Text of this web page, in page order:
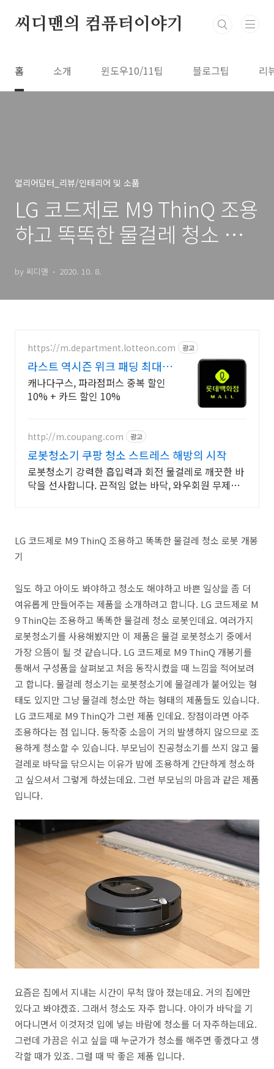
씨디맨의 컴퓨터이야기
홈 소개 윈도우10/11팁 블로그팁 리
얼리어답터_리뷰/인테리어 및 소품
LG 코드제로 M9 ThinQ 조용
하고 똑똑한 물걸레 청소 로
by 씨디맨 2020. 10. 8.
https://m.department.lotteon.com 광고
라스트 역시즌 위크 패딩 최대
74% 할인
캐나다구스, 파라점퍼스 중복 할인
10% + 카드 할인 10%
http://m.coupang.com 광고
로봇청소기 쿠팡 청소 스트레스 해방의 시작
로봇청소기 강력한 흡입력과 회전 물걸레로 깨끗한 바
닥을 선사합니다. 끈적임 없는 바닥, 와우회원 무제한
LG 코드제로 M9 ThinQ 조용하고 똑똑한 물걸레 청소 로봇 개봉
기
일도 하고 아이도 봐야하고 청소도 해야하고 바쁜 일상을 좀 더
여유롭게 만들어주는 제품을 소개하려고 합니다. LG 코드제로 M
9 ThinQ는 조용하고 똑똑한 물걸레 청소 로봇인데요. 여러가지
로봇청소기를 사용해봤지만 이 제품은 물걸 로봇청소기 중에서
가장 으뜸이 될 것 같습니다. LG 코드제로 M9 ThinQ 개봉기를
통해서 구성품을 살펴보고 처음 동작시켰을 때 느낌을 적어보려
고 합니다. 물걸레 청소기는 로봇청소기에 물걸레가 붙어있는 형
태도 있지만 그냥 물걸레 청소만 하는 형태의 제품들도 있습니다.
LG 코드제로 M9 ThinQ가 그런 제품 인데요. 장점이라면 아주
조용하다는 점 입니다. 동작중 소음이 거의 발생하지 않으므로 조
용하게 청소할 수 있습니다. 부모님이 진공청소기를 쓰지 않고 물
걸레로 바닥을 닦으시는 이유가 밤에 조용하게 간단하게 청소하
고 싶으셔서 그렇게 하셨는데요. 그런 부모님의 마음과 같은 제품
입니다.
요즘은 집에서 지내는 시간이 무척 많아 졌는데요. 거의 집에만
있다고 봐야겠죠. 그래서 청소도 자주 합니다. 아이가 바닥을 기
어다니면서 이것저것 입에 넣는 바람에 청소를 더 자주하는데요.
그런데 가끔은 쉬고 싶을 때 누군가가 청소를 해주면 좋겠다고 생
각할 때가 있죠. 그럴 때 딱 좋은 제품 입니다.